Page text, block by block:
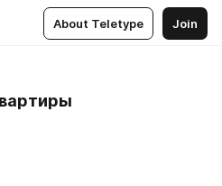
About Teletype Join